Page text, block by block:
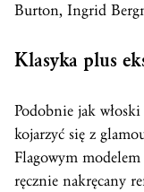
Burton, Ingrid
Klasyka plus
Podobnie jak
kojarzyć się z
Flagowym
ręcznie nakręcany